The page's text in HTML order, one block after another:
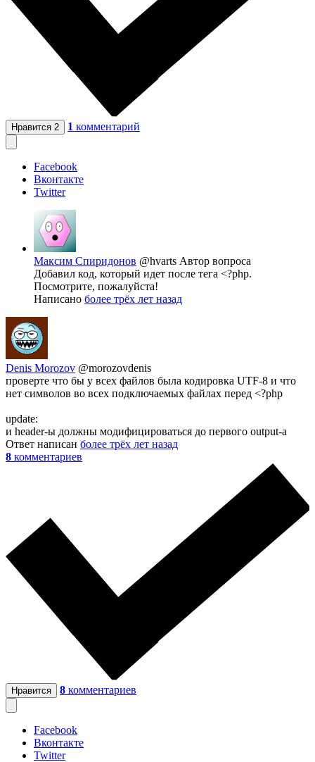
Нравится 2 1 комментарий
Facebook
Вконтакте
Twitter
Максим Спиридонов @hvarts Автор вопроса
Добавил код, который идет после тега <?php.
Посмотрите, пожалуйста!
Написано более трёх лет назад
Denis Morozov @morozovdenis
проверте что бы у всех файлов была кодировка UTF-8 и что
нет символов во всех подключаемых файлах перед <?php
update:
и header-ы должны модифицироваться до первого output-а
Ответ написан более трёх лет назад
8 комментариев
Нравится 8 комментариев
Facebook
Вконтакте
Twitter